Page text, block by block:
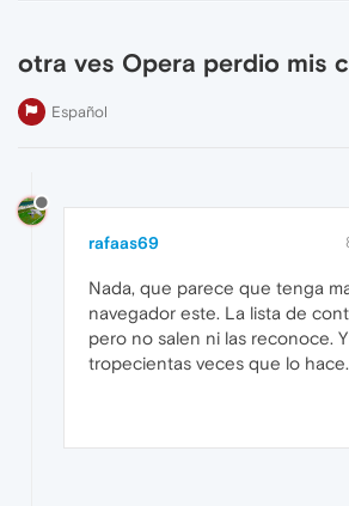
otra ves Opera perdio mis
Español
rafaas69
Nada, que parece que tenga
navegador este. La lista de
pero no salen ni las reconoce.
tropecientas veces que lo hace.